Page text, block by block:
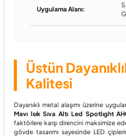
Uygulama Alanı:
Üstün
Kalitesi
Dayanıklı metal alaşımı üzerine
Mavı Isık Sıva Altı Led Spotlıght
faktörlere karşı direncini maksimize
gövde tasarımı sayesinde LED